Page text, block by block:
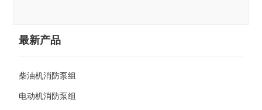
最新产品
柴油机消防泵组
电动机消防泵组